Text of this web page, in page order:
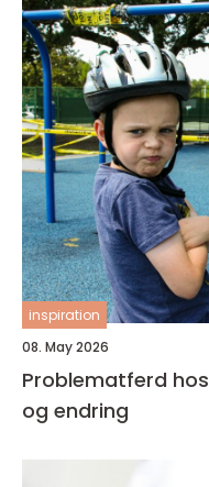
inspiration
08. May 2026
Problematferd hos
og endring